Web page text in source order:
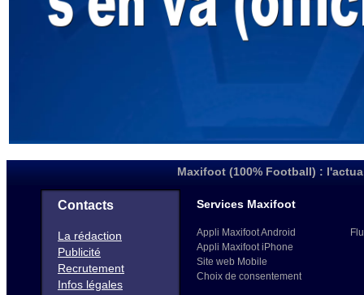
Maxifoot (100% Football) :
Contacts
La rédaction
Publicité
Recrutement
Infos légales
Services Maxifoot
Appli Maxifoot Android
Appli Maxifoot iPhone
Site web Mobile
Choix de consentement